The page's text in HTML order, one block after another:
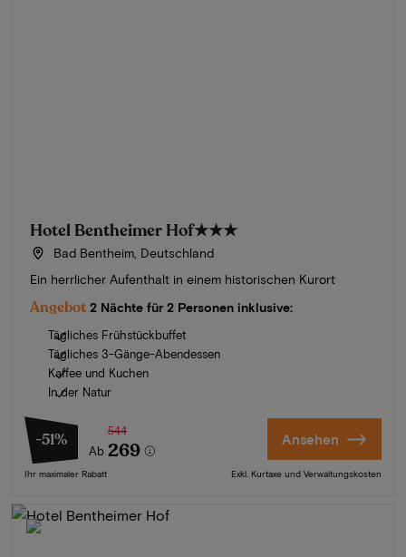
Hotel Bentheimer Hof★★★
Bad Bentheim, Deutschland
Ein herrlicher Aufenthalt in einem historischen Kurort
Angebot 2 Nächte für 2 Personen inklusive:
Tägliches Frühstückbuffet
Tägliches 3-Gänge-Abendessen
Kaffee und Kuchen
In der Natur
-51%
Ab
544
269
Ihr maximaler Rabatt
Ansehen
Exkl. Kurtaxe und Verwaltungskosten